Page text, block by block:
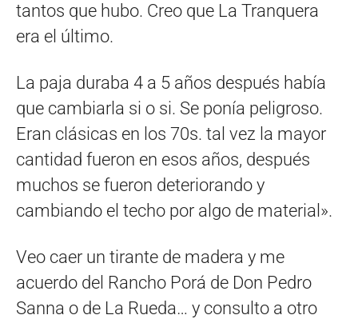
tantos que hubo. Creo que La Tranquera
era el último.
La paja duraba 4 a 5 años después había
que cambiarla si o si. Se ponía peligroso.
Eran clásicas en los 70s. tal vez la mayor
cantidad fueron en esos años, después
muchos se fueron deteriorando y
cambiando el techo por algo de material».
Veo caer un tirante de madera y me
acuerdo del Rancho Porá de Don Pedro
Sanna o de La Rueda… y consulto a otro